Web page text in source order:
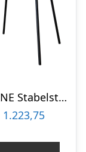
KAROLINE Stabelstol Upcycled plast – Grøn
1.223,75